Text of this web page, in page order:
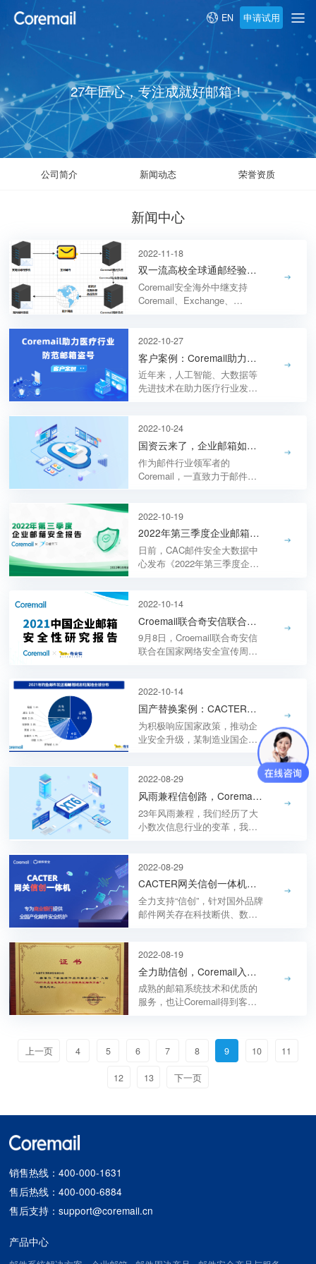
EN 申请试用
27年匠心，专注成就好邮箱！
公司简介 新闻动态 荣誉资质
新闻中心
2022-11-18
双一流高校全球通邮经验：Coremail安全海外中继提升科研效率
Coremail安全海外中继支持
Coremail、Exchange、
任何部署，设置成功即可马上
生效。
2022-10-27
客户案例：Coremail助力医疗行业防范邮箱盗号
近年来，人工智能、大数据等
先进技术在助力医疗行业发展
系统承载了日常业务交流与往
来，必须采取有效措施来应对
数据安全合规风险、加强邮件
安全防护能力。
2022-10-24
国资云来了，企业邮箱如何助力数据安全？
作为邮件行业领军者的
Coremail，一直致力于邮件技
出更安全、更可靠的国资云企
业邮箱。
2022-10-19
2022年第三季度企业邮箱安全态势观察
日前，CAC邮件安全大数据中
心发布《2022年第三季度企业
行了分析。
2022-10-14
Croemail联合奇安信联合发布《2021中国企业邮箱安全性研究报告》
9月8日，Croemail联合奇安信
联合在国家网络安全宣传周期
《报告》）.
2022-10-14
国产替换案例：CACTER邮件网关打造全国产化安全防护矩阵
为积极响应国家政策，推动企
业安全升级，某制造业国企原
使用Exchange邮件系统和守内
邮件系统搭配CACTER邮件安
全网关进行防护.
2022-08-29
风雨兼程信创路，Coremail发力生态共建
23年风雨兼程，我们经历了大
小数次信息行业的变革，我们
统研发，为社会数字化建设贡
献科技力量！
2022-08-29
CACTER网关信创一体机，为商业银行提供全国产化邮件安全防护
全力支持“信创”，针对国外品牌
邮件网关存在科技断供、数据
为某商业银行提供全面国产化
的安全防护，实现新旧网关并
行无感知平滑替换。
2022-08-19
全力助信创，Coremail入选“2021年度信息技术应用创新典型解决方案”
成熟的邮箱系统技术和优质的
服务，也让Coremail得到客户
达到68%；2022年中国券商排
行榜TOP 30中，Coremail市占
上一页 4 5 6 7 8 9 10 11
12 13 下一页
销售热线：400-000-1631
售后热线：400-000-6884
售后支持：support@coremail.cn
产品中心